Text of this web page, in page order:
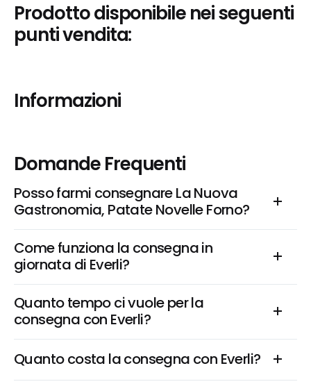
Prodotto disponibile nei seguenti
punti vendita:
Informazioni
Domande Frequenti
Posso farmi consegnare La Nuova
Gastronomia, Patate Novelle Forno?
Come funziona la consegna in
giornata di Everli?
Quanto tempo ci vuole per la
consegna con Everli?
Quanto costa la consegna con Everli?